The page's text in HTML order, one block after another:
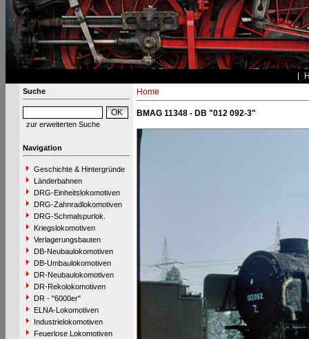
Suche
zur erweiterten Suche
Navigation
Geschichte & Hintergründe
Länderbahnen
DRG-Einheitslokomotiven
DRG-Zahnradlokomotiven
DRG-Schmalspurlok.
Kriegslokomotiven
Verlagerungsbauten
DB-Neubaulokomotiven
DB-Umbaulokomotiven
DR-Neubaulokomotiven
DR-Rekolokomotiven
DR - "6000er"
ELNA-Lokomotiven
Industrielokomotiven
Feuerlose Lokomotiven
Home
BMAG 11348 - DB "012 092-3"